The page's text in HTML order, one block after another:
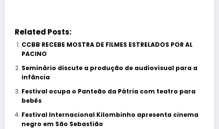
Related Posts:
CCBB RECEBE MOSTRA DE FILMES ESTRELADOS POR AL
PACINO
Seminário discute a produção de audiovisual para a
infância
Festival ocupa o Panteão da Pátria com teatro para
bebês
Festival Internacional Kilombinho apresenta cinema
negro em São Sebastião